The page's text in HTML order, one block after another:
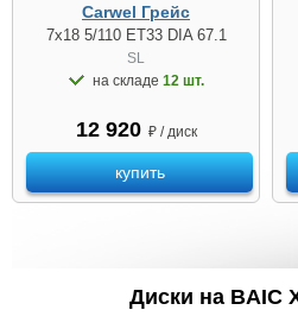
Carwel Грейс
7x18 5/110 ET33 DIA 67.1
SL
на складе 12 шт.
12 920 ₽ / диск
купить
Диски на BAIC